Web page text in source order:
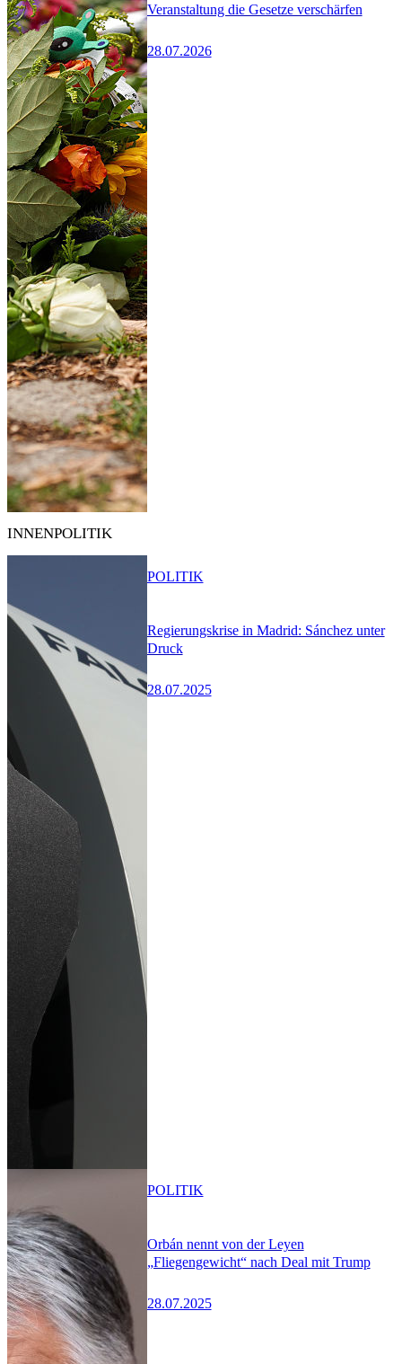
Veranstaltung die Gesetze verschärfen
28.07.2026
INNENPOLITIK
Regierungskrise in Madrid: Sánchez unter
Druck
28.07.2025
POLITIK
Orbán nennt von der Leyen
„Fliegengewicht“ nach Deal mit Trump
28.07.2025
POLITIK